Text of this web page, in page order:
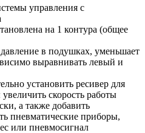
управления с
на 1 контура (общее
в подушках, уменьшает
выравнивать левый и
установить ресивер для
скорость работы
а также добавить
пневматические приборы,
или пневмосигнал